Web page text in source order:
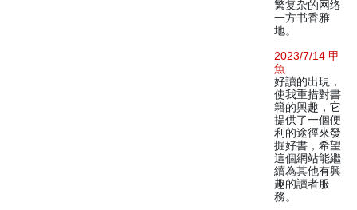
繁复杂的网络
一方书香雅
地。
2023/7/14 甲
魚
好讀的出現，
使我重措對書
籍的興趣，它
提供了一個便
利的途徑來發
掘好書，希望
這個網站能繼
續為其他有興
趣的讀者服
務。